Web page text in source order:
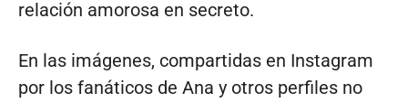
relación amorosa en secreto.
En las imágenes, compartidas en Instagram
por los fanáticos de Ana y otros perfiles no